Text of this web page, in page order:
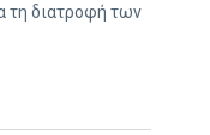
τη διατροφή των